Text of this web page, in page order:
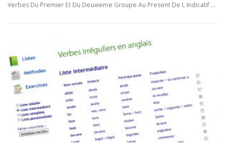
Verbes Du Premier Et Du Deuxieme Groupe Au Present De L Indicatif …